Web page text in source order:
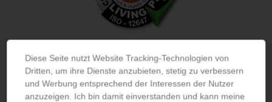
Diese Seite nutzt Website Tracking-Technologien von
Dritten, um ihre Dienste anzubieten, stetig zu verbessern
und Werbung entsprechend der Interessen der Nutzer
anzuzeigen. Ich bin damit einverstanden und kann meine